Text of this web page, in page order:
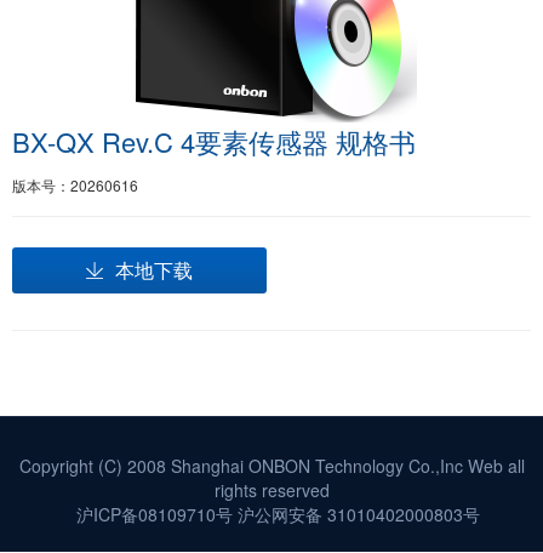
BX-QX Rev.C 4要素传感器 规格书
版本号：20260616
本地下载
Copyright (C) 2008 Shanghai ONBON Technology Co.,Inc Web all
rights reserved
沪ICP备08109710号沪公网安备 31010402000803号